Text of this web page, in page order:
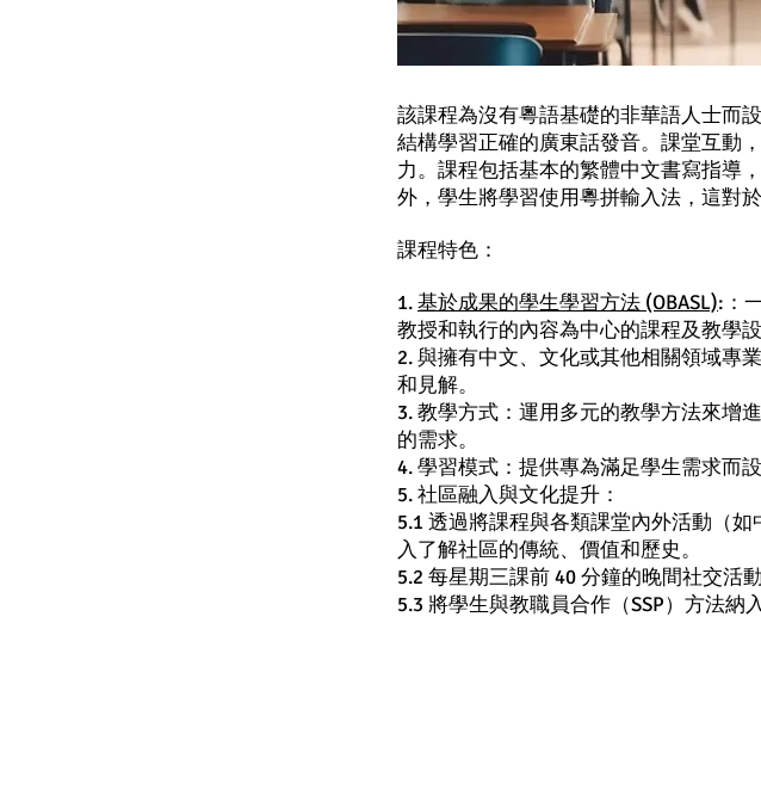
該課程為沒有粵語基礎的非華語人士而
結構學習正確的廣東話發音。課堂互動
力。課程包括基本的繁體中文書寫指導
外，學生將學習使用粵拼輸入法，這對
課程特色：
1.基於成果的學生學習方法 (OBASL):：
教授和執行的內容為中心的課程及教學設
2. 與擁有中文、文化或其他相關領域專
和見解。
3. 教學方式：運用多元的教學方法來增
的需求。
4. 學習模式：提供專為滿足學生需求而
5. 社區融入與文化提升：
5.1 透過將課程與各類課堂內外活動（
入了解社區的傳統、價值和歷史。
5.2 每星期三課前 40 分鐘的晚間社交活
5.3 將學生與教職員合作（SSP）方法納